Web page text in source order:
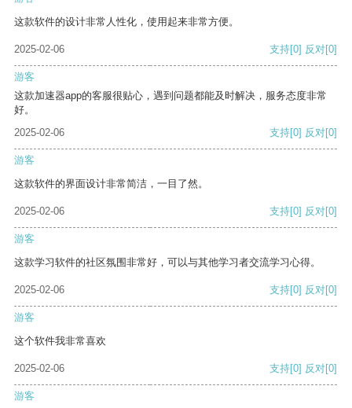
这款软件的设计非常人性化，使用起来非常方便。
2025-02-06 支持[0] 反对[0]
游客
这款加速器app的客服很贴心，遇到问题都能及时解决，服务态度非常
好。
2025-02-06
支持[0] 反对[0]
游客
这款软件的界面设计非常简洁，一目了然。
2025-02-06 支持[0] 反对[0]
游客
这款学习软件的社区氛围非常好，可以与其他学习者交流学习心得。
2025-02-06 支持[0] 反对[0]
游客
这个软件我非常喜欢
2025-02-06 支持[0] 反对[0]
游客